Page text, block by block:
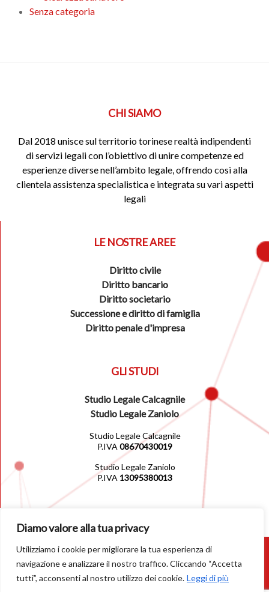
Diamo valore alla tua privacy
Utilizziamo i cookie per migliorare la tua esperienza di
navigazione e analizzare il nostro traffico. Cliccando “Accetta
tutti”, acconsenti al nostro utilizzo dei cookie. Leggi di più
Senza categoria
CHI SIAMO
Dal 2018 unisce sul territorio torinese realtà indipendenti
di servizi legali con l’obiettivo di unire competenze ed
esperienze diverse nell’ambito legale, offrendo così alla
clientela assistenza specialistica e integrata su vari aspetti
legali
LE NOSTRE AREE
Diritto civile
Diritto bancario
Diritto societario
Successione e diritto di famiglia
Diritto penale d'impresa
GLI STUDI
Studio Legale Calcagnile
Studio Legale Zaniolo
Studio Legale Calcagnile
P.IVA 08670430019
Studio Legale Zaniolo
P.IVA 13095380013
© 2026
Privacy